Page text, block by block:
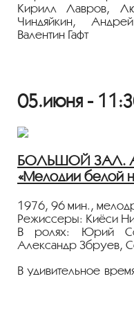
Лента
«ПЕРСОНА. Сергей
Кирилл Лавров,
Чиндяйкин,
Валентин Гафт
Иван Громов
и идет в армию,
в СССР80-х и
сыграл в картине
Показ пройдёт с
Госфильмофонда
«ПЕРСОНА. Сергей
05.июня -
БОЛЬШОЙ ЗАЛ.
«Мелодии белой
1976, 96 мин.,
Режиссеры: Киёси
В ролях: Юрий
Александр Збруев,
В удивительное
композитора. Но